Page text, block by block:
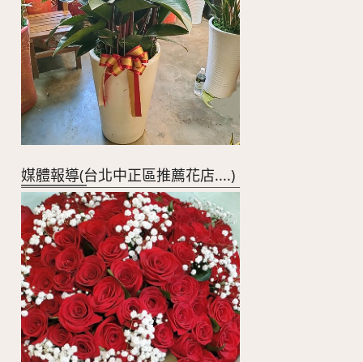
媒體報導(台北中正區推薦花店....)